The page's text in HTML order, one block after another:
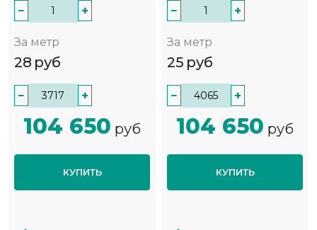
− +
За метр
28 руб
− +
104 650 руб
КУПИТЬ
− +
За метр
25 руб
− +
104 650 руб
КУПИТЬ